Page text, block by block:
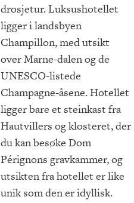
drosjetur. Luksushotellet
ligger i landsbyen
Champillon, med utsikt
over Marne-dalen og de
UNESCO-listede
Champagne-åsene. Hotellet
ligger bare et steinkast fra
Hautvillers og klosteret, der
du kan besøke Dom
Pérignons gravkammer, og
utsikten fra hotellet er like
unik som den er idyllisk.